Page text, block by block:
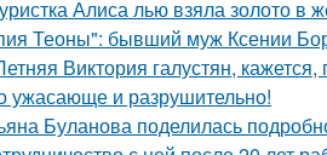
Алиса лью взяла золото в
Теоны": бывший муж Ксении
Виктория галустян,
ужасающе и разрушительно!
Буланова поделилась